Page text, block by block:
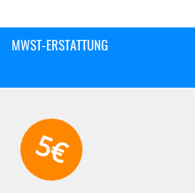
MWST-ERSTATTUNG
5€